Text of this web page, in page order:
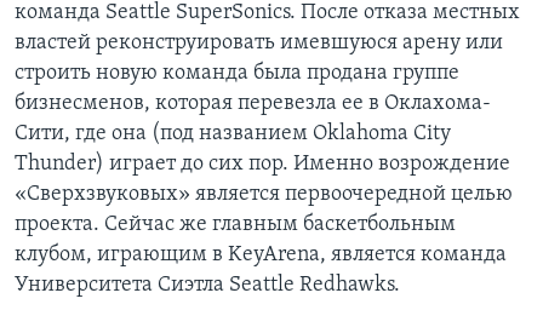
команда Seattle SuperSonics. После отказа местных
властей реконструировать имевшуюся арену или
строить новую команда была продана группе
бизнесменов, которая перевезла ее в Оклахома-
Сити, где она (под названием Oklahoma City
Thunder) играет до сих пор. Именно возрождение
«Сверхзвуковых» является первоочередной целью
проекта. Сейчас же главным баскетбольным
клубом, играющим в KeyArena, является команда
Университета Сиэтла Seattle Redhawks.